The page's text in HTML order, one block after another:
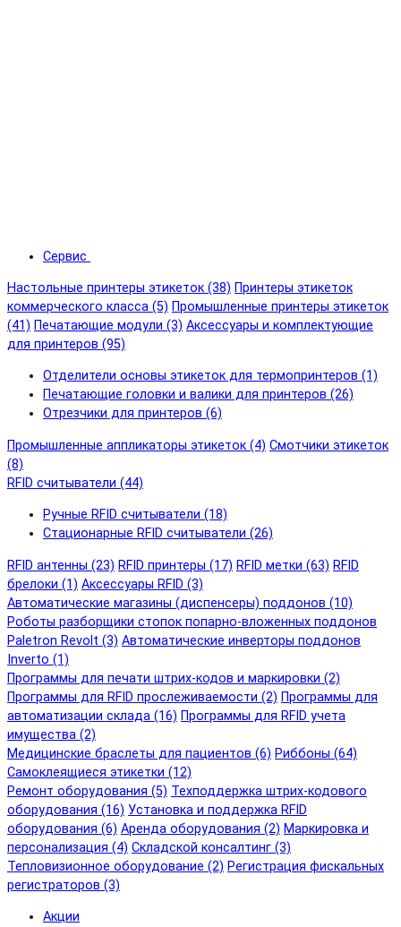
Сервис
Настольные принтеры этикеток (38) Принтеры этикеток
коммерческого класса (5) Промышленные принтеры этикеток
(41) Печатающие модули (3) Аксессуары и комплектующие
для принтеров (95)
Отделители основы этикеток для термопринтеров (1)
Печатающие головки и валики для принтеров (26)
Отрезчики для принтеров (6)
Промышленные аппликаторы этикеток (4) Смотчики этикеток
(8)
RFID cчитыватели (44)
Ручные RFID cчитыватели (18)
Стационарные RFID cчитыватели (26)
RFID антенны (23) RFID принтеры (17) RFID метки (63) RFID
брелоки (1) Аксессуары RFID (3)
Автоматические магазины (диспенсеры) поддонов (10)
Роботы разборщики стопок попарно-вложенных поддонов
Paletron Revolt (3) Автоматические инверторы поддонов
Inverto (1)
Программы для печати штрих-кодов и маркировки (2)
Программы для RFID прослеживаемости (2) Программы для
автоматизации склада (16) Программы для RFID учета
имущества (2)
Медицинские браслеты для пациентов (6) Риббоны (64)
Самоклеящиеся этикетки (12)
Ремонт оборудования (5) Техподдержка штрих-кодового
оборудования (16) Установка и поддержка RFID
оборудования (6) Аренда оборудования (2) Маркировка и
персонализация (4) Складской консалтинг (3)
Тепловизионное оборудование (2) Регистрация фискальных
регистраторов (3)
Акции